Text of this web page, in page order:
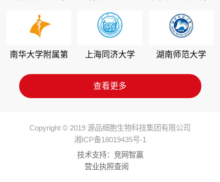
南华大学附属第
上海同济大学 湖南师范大学
查看更多
Copyright © 2019 源品细胞生物科技集团有限公司
湘ICP备18019435号-1
技术支持： 竞网智赢
营业执照查阅